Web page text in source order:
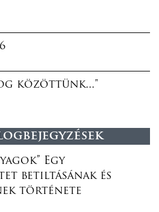
közöttünk..."
Egy
betiltásának és
története